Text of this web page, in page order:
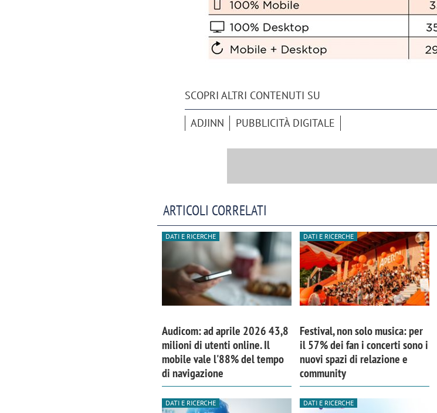
SCOPRI ALTRI CONTENUTI SU
ADJINN PUBBLICITÀ DIGITALE
ARTICOLI CORRELATI
DATI E RICERCHE
Audicom: ad aprile 2026 43,8
milioni di utenti online. Il
mobile vale l'88% del tempo
di navigazione
DATI E RICERCHE
Festival, non solo musica: per
il 57% dei fan i concerti sono i
nuovi spazi di relazione e
community
DATI E RICERCHE DATI E RICERCHE